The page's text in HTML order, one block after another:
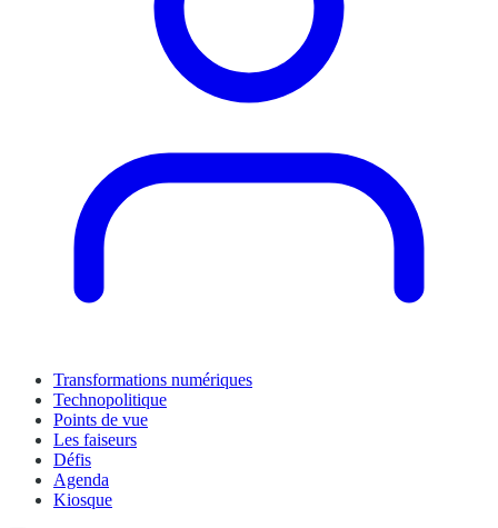
Transformations numériques
Technopolitique
Points de vue
Les faiseurs
Défis
Agenda
Kiosque